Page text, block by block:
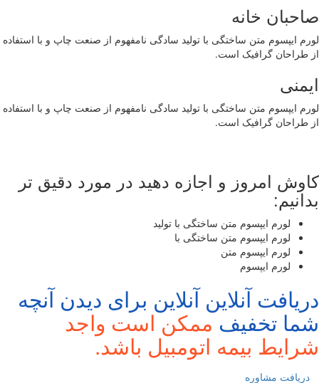
صاحبان خانه
لورم ایپسوم متن ساختگی با تولید سادگی نامفهوم از صنعت چاپ و با استفاده
از طراحان گرافیک است.
ایمنی
لورم ایپسوم متن ساختگی با تولید سادگی نامفهوم از صنعت چاپ و با استفاده
از طراحان گرافیک است.
کاوش امروز و اجازه دهید در مورد دقیق تر
بدانیم:
لورم ایپسوم متن ساختگی با تولید
لورم ایپسوم متن ساختگی با
لورم ایپسوم متن
لورم ایپسوم
دریافت آنلاین آنلاین برای دیدن آنچه
شما تخفیف ممکن است واجد
شرایط بیمه اتومبیل باشد.
دریافت مشاوره